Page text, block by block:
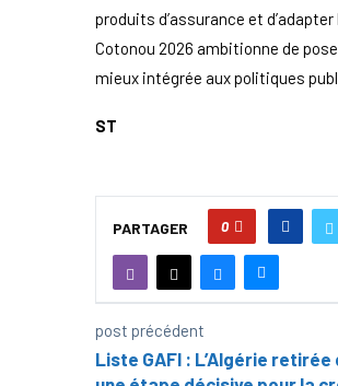
produits d’assurance et
Cotonou 2026 ambitionne de
mieux intégrée aux politiques
ST
PARTAGER 0
post précédent
Liste GAFI : L’Algérie retirée